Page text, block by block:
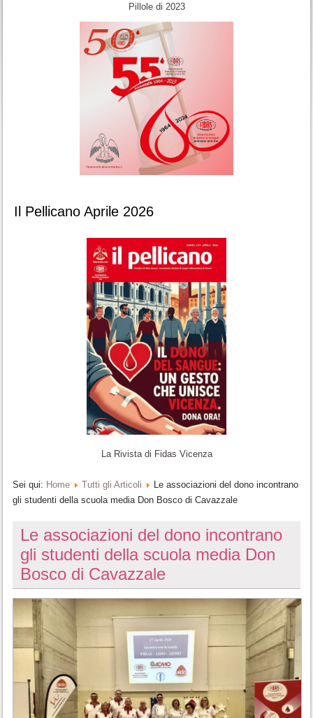
Pillole di 2023
Il Pellicano Aprile 2026
La Rivista di Fidas Vicenza
Sei qui: Home Tutti gli Articoli
Le associazioni del dono incontrano
gli studenti della scuola media Don Bosco di Cavazzale
Le associazioni del dono incontrano
gli studenti della scuola media Don
Bosco di Cavazzale